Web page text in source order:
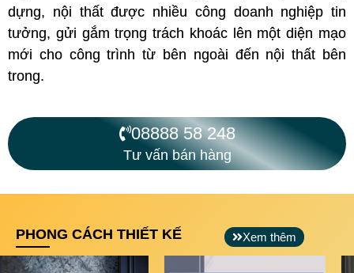
dựng, nội thất được nhiều công doanh nghiệp tin
tưởng, gửi gắm trọng trách khoác lên một diện mạo
mới cho công trình từ bên ngoài đến nội thất bên
trong.
08888 58 248
Tư vấn bán hàng
PHONG CÁCH THIẾT KẾ Xem thêm